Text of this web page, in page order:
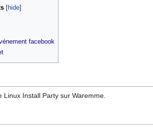
facebook
Linux Install Party sur Waremme.